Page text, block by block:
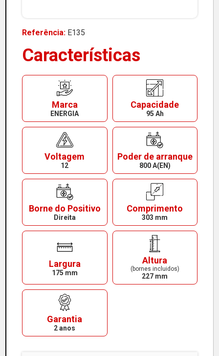
Referência: E135
Características
Marca
ENERGIA
Capacidade
95 Ah
Voltagem
12
Poder de arranque
800 A(EN)
Borne do Positivo
Direita
Comprimento
303 mm
Largura
175 mm
Altura
(bornes incluidos)
227 mm
Garantia
2 anos